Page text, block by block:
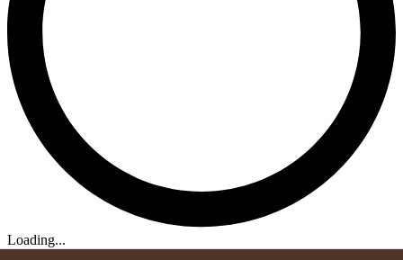
Loading...